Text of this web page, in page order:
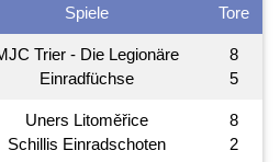
Spiele Tore
Trier - Die Legionäre
Einradfüchse
8
5
Uners Litoměřice
Schillis Einradschoten
8
2